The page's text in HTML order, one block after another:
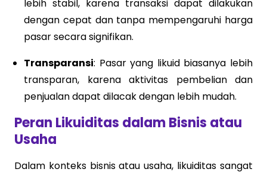
lebih stabil, karena transaksi dapat dilakukan
dengan cepat dan tanpa mempengaruhi harga
pasar secara signifikan.
Transparansi: Pasar yang likuid biasanya lebih
transparan, karena aktivitas pembelian dan
penjualan dapat dilacak dengan lebih mudah.
Peran Likuiditas dalam Bisnis atau
Usaha
Dalam konteks bisnis atau usaha, likuiditas sangat